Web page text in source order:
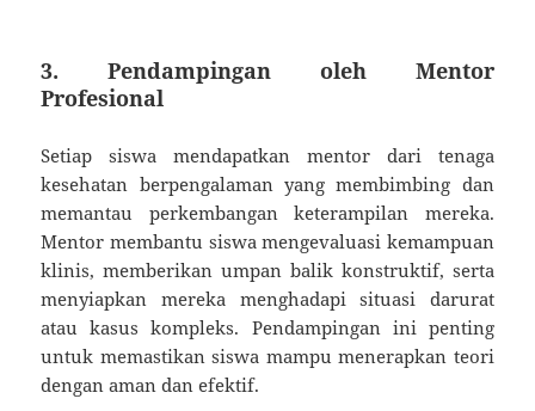
3. Pendampingan oleh Mentor
Profesional
Setiap siswa mendapatkan mentor dari tenaga
kesehatan berpengalaman yang membimbing dan
memantau perkembangan keterampilan mereka.
Mentor membantu siswa mengevaluasi kemampuan
klinis, memberikan umpan balik konstruktif, serta
menyiapkan mereka menghadapi situasi darurat
atau kasus kompleks. Pendampingan ini penting
untuk memastikan siswa mampu menerapkan teori
dengan aman dan efektif.